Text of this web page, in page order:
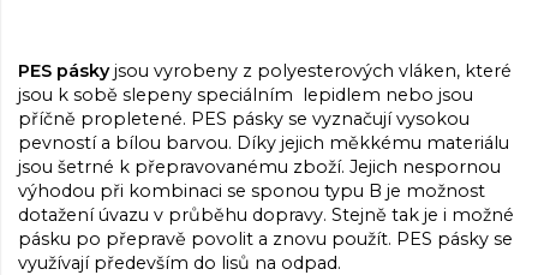
PES páskyjsou vyrobeny z polyesterových vláken, které
jsou k sobě slepeny speciálním lepidlem nebo jsou
příčně propletené. PES pásky se vyznačují vysokou
pevností a bílou barvou. Díky jejich měkkému materiálu
jsou šetrné k přepravovanému zboží. Jejich nespornou
výhodou při kombinaci se sponou typu B je možnost
dotažení úvazu v průběhu dopravy. Stejně tak je i možné
pásku po přepravě povolit a znovu použít. PES pásky se
využívají především do lisů na odpad.